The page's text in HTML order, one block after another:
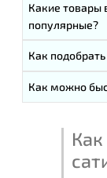
Какие товары
популярные?
Как
Как можно